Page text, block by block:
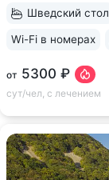
от 5300 ₽
сут/чел, с лечением
Шведский стол
Wi-Fi в номерах